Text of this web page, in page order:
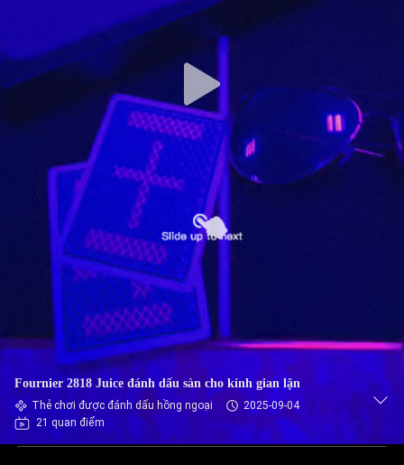
Fournier 2818 Juice đánh dấu sàn cho kính gian lận
Thẻ chơi được đánh dấu hồng ngoại
2025-09-04
21 quan điểm